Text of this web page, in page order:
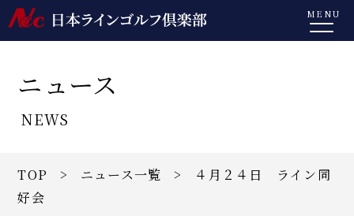
MENU
ニュース
NEWS
TOP > ニュース一覧 > ４月２４日 ライン同
好会